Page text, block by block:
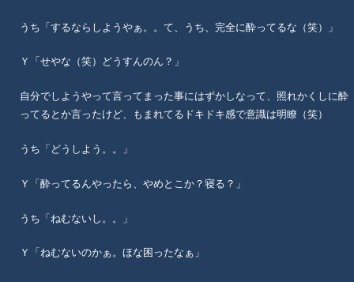
うち「するならしようやぁ。。て、うち、完全に酔ってるな（笑）」
Ｙ「せやな（笑）どうすんのん？」
自分でしようやって言ってまった事にはずかしなって、照れかくしに酔
ってるとか言ったけど、もまれてるドキドキ感で意識は明瞭（笑）
うち「どうしよう。。」
Ｙ「酔ってるんやったら、やめとこか？寝る？」
うち「ねむないし。。」
Ｙ「ねむないのかぁ。ほな困ったなぁ」